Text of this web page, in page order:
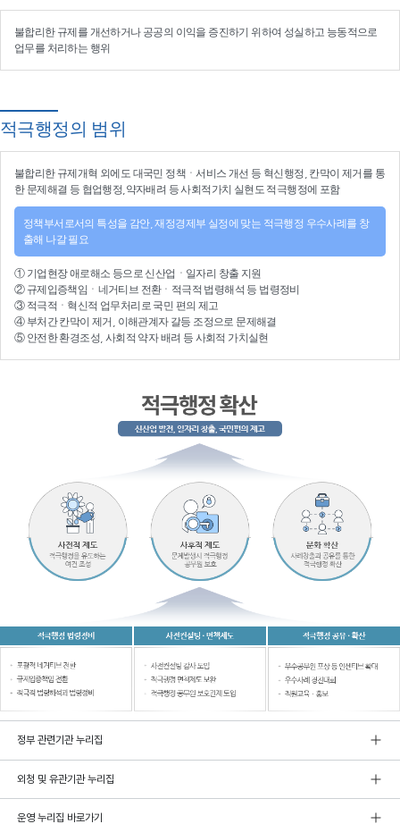
불합리한 규제를 개선하거나 공공의 이익을 증진하기 위하여 성실하고 능동적으로
업무를 처리하는 행위
적극행정의 범위
불합리한 규제개혁 외에도 대국민 정책ㆍ서비스 개선 등 혁신행정 , 칸막이 제거를 통
한 문제해결 등 협업행정 ,약자배려 등사회적가치 실현 도 적극행정에 포함
정책부서로서의 특성을 감안, 재정경제부 실정에 맞는 적극행정 우수사례를 창
출해 나갈 필요
① 기업현장 애로해소 등으로 신산업 ㆍ 일자리 창출 지원
② 규제입증책임 ㆍ 네거티브 전환ㆍ적극적 법령해석 등 법령정비
③ 적극적 ㆍ 혁신적 업무처리 로 국민 편의 제고
④ 부처간 칸막이 제거, 이해관계자 갈등 조정으로 문제해결
⑤ 안전한 환경조성, 사회적 약자 배려 등 사회적 가치실현
정부 관련기관 누리집
외청 및 유관기관 누리집
운영 누리집 바로가기